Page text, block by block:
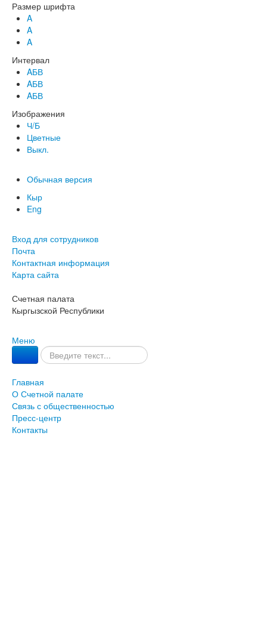
Размер шрифта
A
A
A
Интервал
AБВ
AБВ
AБВ
Изображения
Ч/Б
Цветные
Выкл.
Обычная версия
Кыр
Eng
Вход для сотрудников
Почта
Контактная информация
Карта сайта
Счетная палата
Кыргызской Республики
Меню
Главная
О Счетной палате
Связь с общественностью
Пресс-центр
Контакты